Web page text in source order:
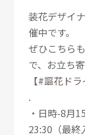
装花デザイ
催中です。
ぜひこちら
で、お立ち
【#謳花ド
.
・日時-8月
23:30（最終